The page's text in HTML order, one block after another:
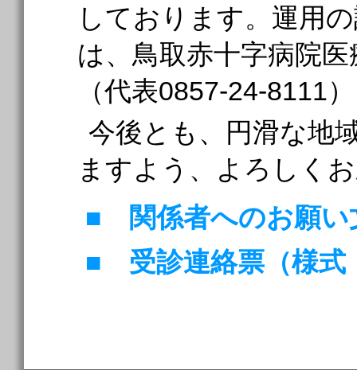
しております。運用
は、鳥取赤十字病院
（代表0857-24-8111
今後とも、円滑な地
ますよう、よろしく
■ 関係者へのお願い
■ 受診連絡票（様式